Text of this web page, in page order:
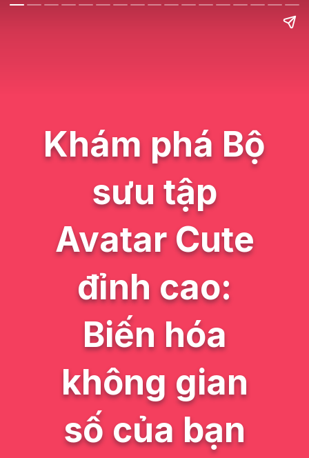
Khám phá Bộ
sưu tập
Avatar Cute
đỉnh cao:
Biến hóa
không gian
số của bạn